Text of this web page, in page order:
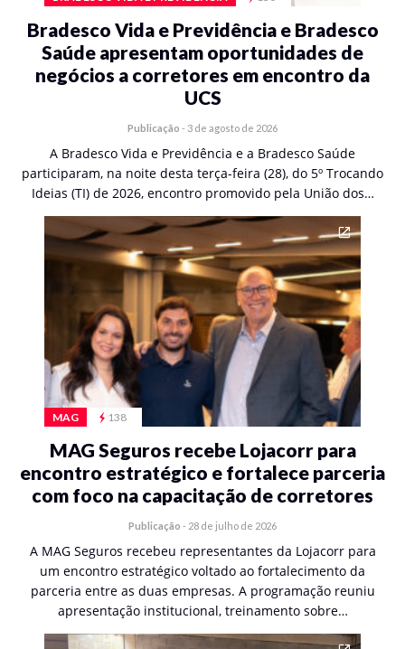
Bradesco Vida e Previdência e Bradesco
Saúde apresentam oportunidades de
negócios a corretores em encontro da
UCS
Publicação - 3 de agosto de 2026
A Bradesco Vida e Previdência e a Bradesco Saúde
participaram, na noite desta terça-feira (28), do 5º Trocando
Ideias (TI) de 2026, encontro promovido pela União dos…
MAG 138
MAG Seguros recebe Lojacorr para
encontro estratégico e fortalece parceria
com foco na capacitação de corretores
Publicação - 28 de julho de 2026
A MAG Seguros recebeu representantes da Lojacorr para
um encontro estratégico voltado ao fortalecimento da
parceria entre as duas empresas. A programação reuniu
apresentação institucional, treinamento sobre…